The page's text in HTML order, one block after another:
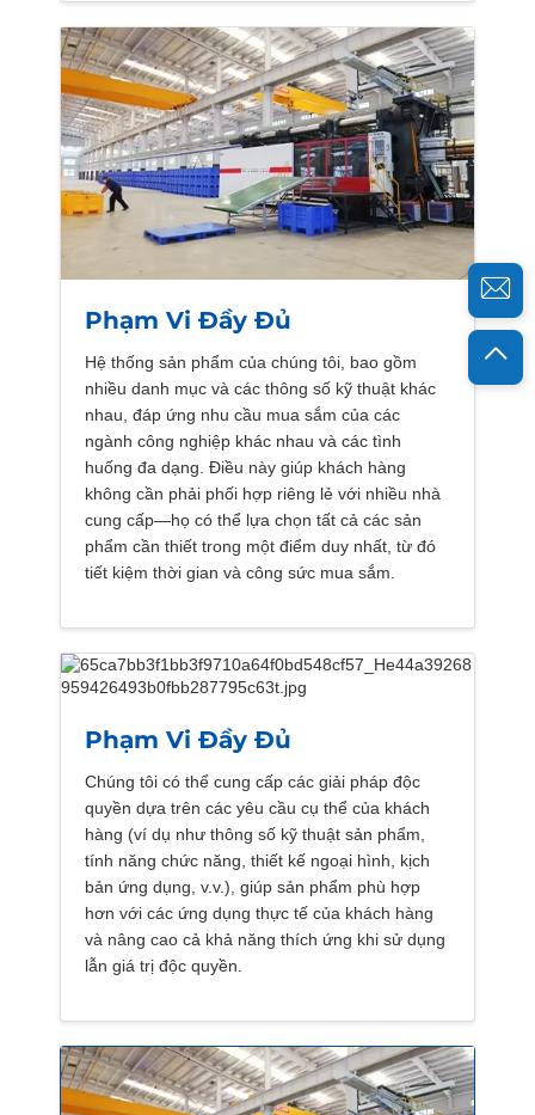
Phạm Vi Đầy Đủ
Hệ thống sản phẩm của chúng tôi, bao gồm
nhiều danh mục và các thông số kỹ thuật khác
nhau, đáp ứng nhu cầu mua sắm của các
ngành công nghiệp khác nhau và các tình
huống đa dạng. Điều này giúp khách hàng
không cần phải phối hợp riêng lẻ với nhiều nhà
cung cấp—họ có thể lựa chọn tất cả các sản
phẩm cần thiết trong một điểm duy nhất, từ đó
tiết kiệm thời gian và công sức mua sắm.
Phạm Vi Đầy Đủ
Chúng tôi có thể cung cấp các giải pháp độc
quyền dựa trên các yêu cầu cụ thể của khách
hàng (ví dụ như thông số kỹ thuật sản phẩm,
tính năng chức năng, thiết kế ngoại hình, kịch
bản ứng dụng, v.v.), giúp sản phẩm phù hợp
hơn với các ứng dụng thực tế của khách hàng
và nâng cao cả khả năng thích ứng khi sử dụng
lẫn giá trị độc quyền.